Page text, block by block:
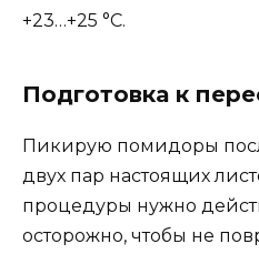
+23…+25 °С.
Подготовка к
Пикирую помидоры
двух пар настоящих
процедуры нужно
осторожно, чтобы не